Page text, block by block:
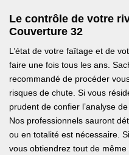
Le contrôle de votre
Couverture 32
L’état de votre faîtage et de
faire une fois tous les ans.
recommandé de procéder
risques de chute. Si vous
prudent de confier l’analyse
Nos professionnels sauront
ou en totalité est nécessaire.
vous obtiendrez tout de